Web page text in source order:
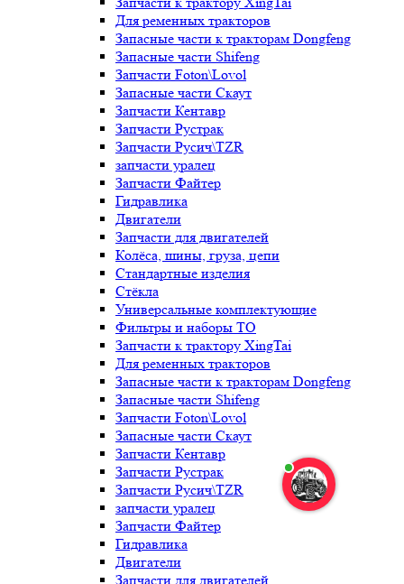
Для ременных тракторов
Запасные части к тракторам Dongfeng
Запасные части Shifeng
Запчасти Foton\Lovol
Запасные части Скаут
Запчасти Кентавр
Запчасти Рустрак
Запчасти Русич\TZR
запчасти уралец
Запчасти Файтер
Гидравлика
Двигатели
Запчасти для двигателей
Колёса, шины, груза, цепи
Стандартные изделия
Стёкла
Универсальные комплектующие
Фильтры и наборы ТО
Запчасти к трактору XingTai
Для ременных тракторов
Запасные части к тракторам Dongfeng
Запасные части Shifeng
Запчасти Foton\Lovol
Запасные части Скаут
Запчасти Кентавр
Запчасти Рустрак
Запчасти Русич\TZR
запчасти уралец
Запчасти Файтер
Гидравлика
Двигатели
Запчасти для двигателей